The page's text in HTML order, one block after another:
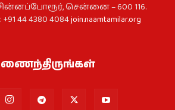
சென்னை – 600 116.
44 4380 4084join.naamtamilar.org